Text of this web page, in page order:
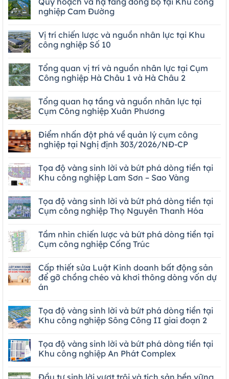
nghiệp Cam Đường
Vị trí chiến lược và nguồn nhân lực tại Khu
công nghiệp Số 10
Tổng quan vị trí và nguồn nhân lực tại Cụm
Công nghiệp Hà Châu 1 và Hà Châu 2
Tổng quan hạ tầng và nguồn nhân lực tại
Cụm Công nghiệp Xuân Phương
Điểm nhấn đột phá về quản lý cụm công
nghiệp tại Nghị định 303/2026/NĐ-CP
Tọa độ vàng sinh lời và bứt phá dòng tiền tại
Khu công nghiệp Lam Sơn – Sao Vàng
Tọa độ vàng sinh lời và bứt phá dòng tiền tại
Cụm công nghiệp Thọ Nguyên Thanh Hóa
Tầm nhìn chiến lược và bứt phá dòng tiền tại
Cụm công nghiệp Cống Trúc
Cấp thiết sửa Luật Kinh doanh bất động sản
để gỡ chồng chéo và khơi thông dòng vốn dự
án
Tọa độ vàng sinh lời và bứt phá dòng tiền tại
Khu công nghiệp Sông Công II giai đoạn 2
Tọa độ vàng sinh lời và bứt phá dòng tiền tại
Khu công nghiệp An Phát Complex